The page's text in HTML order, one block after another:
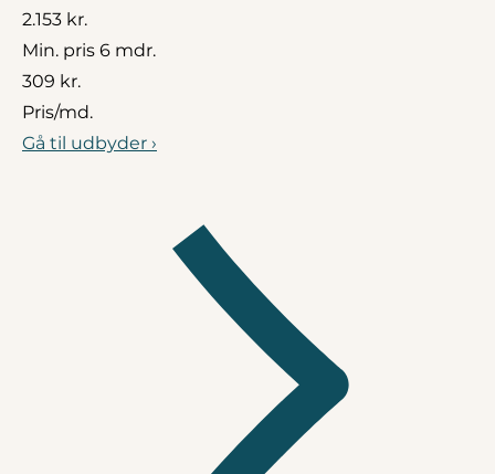
2.153 kr.
Min. pris 6 mdr.
309 kr.
Pris/md.
Gå til udbyder ›